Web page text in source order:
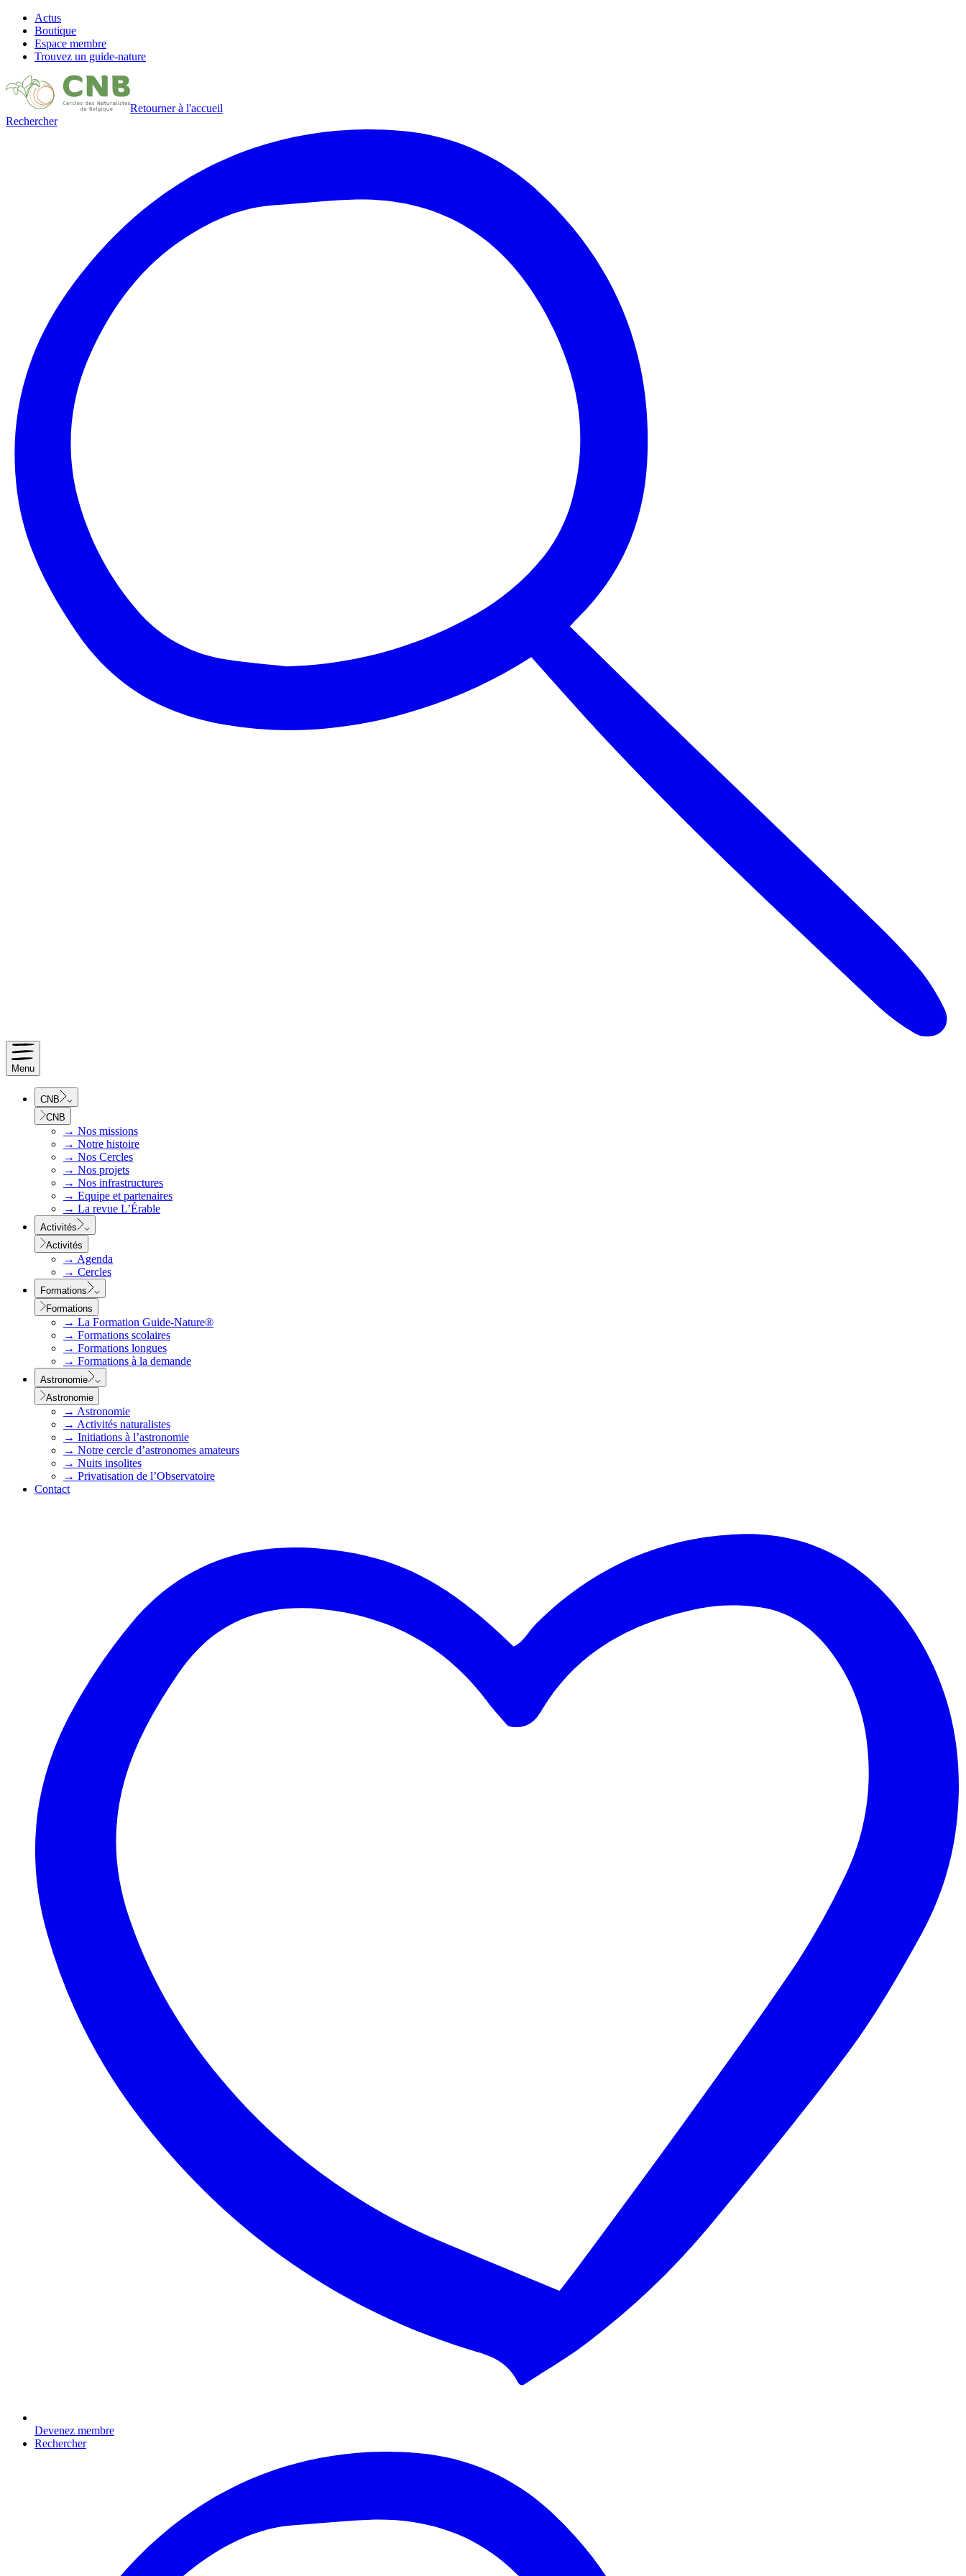
Actus
Boutique
Espace membre
Trouvez un guide-nature
Retourner à l'accueil
Rechercher
Menu
CNB
CNB
→ Nos missions
→ Notre histoire
→ Nos Cercles
→ Nos projets
→ Nos infrastructures
→ Equipe et partenaires
→ La revue L’Érable
Activités
Activités
→ Agenda
→ Cercles
Formations
Formations
→ La Formation Guide-Nature®
→ Formations scolaires
→ Formations longues
→ Formations à la demande
Astronomie
Astronomie
→ Astronomie
→ Activités naturalistes
→ Initiations à l’astronomie
→ Notre cercle d’astronomes amateurs
→ Nuits insolites
→ Privatisation de l’Observatoire
Contact
Devenez membre
Rechercher